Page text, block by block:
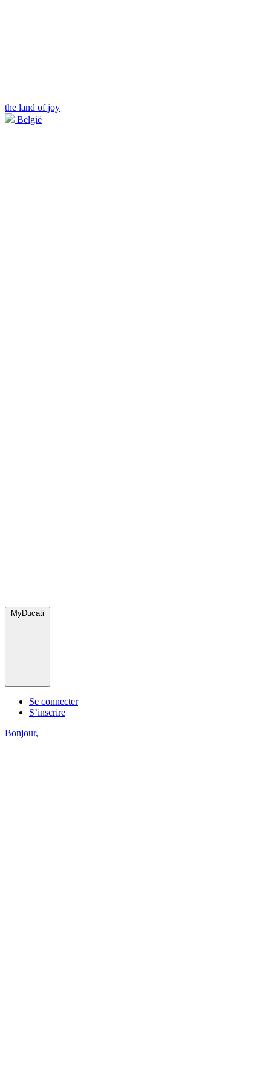
the land of joy
België
MyDucati
Se connecter
S’inscrire
Bonjour,